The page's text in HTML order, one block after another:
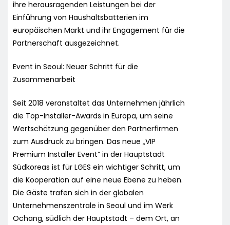
ihre herausragenden Leistungen bei der
Einführung von Haushaltsbatterien im
europäischen Markt und ihr Engagement für die
Partnerschaft ausgezeichnet.
Event in Seoul: Neuer Schritt für die
Zusammenarbeit
Seit 2018 veranstaltet das Unternehmen jährlich
die Top-Installer-Awards in Europa, um seine
Wertschätzung gegenüber den Partnerfirmen
zum Ausdruck zu bringen. Das neue „VIP
Premium Installer Event“ in der Hauptstadt
Südkoreas ist für LGES ein wichtiger Schritt, um
die Kooperation auf eine neue Ebene zu heben.
Die Gäste trafen sich in der globalen
Unternehmenszentrale in Seoul und im Werk
Ochang, südlich der Hauptstadt – dem Ort, an